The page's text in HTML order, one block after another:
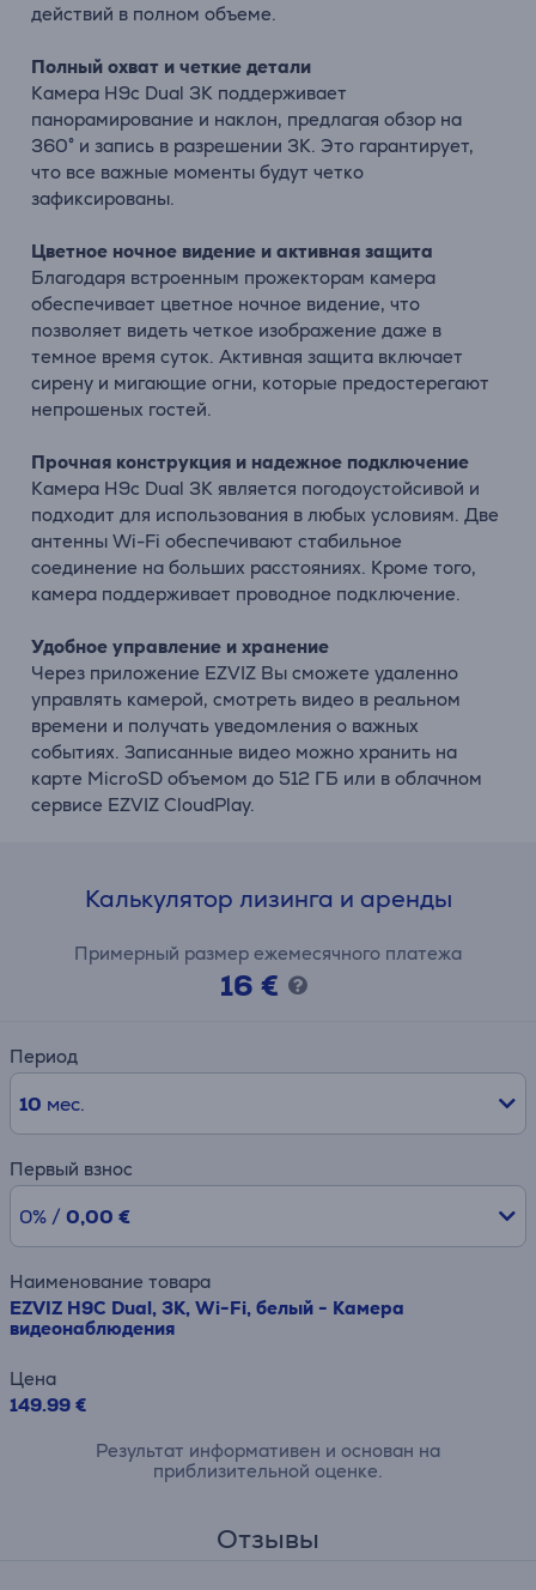
действий в полном объеме.
Полный охват и четкие детали
Камера H9c Dual 3K поддерживает
панорамирование и наклон, предлагая обзор на
360° и запись в разрешении 3K. Это гарантирует,
что все важные моменты будут четко
зафиксированы.
Цветное ночное видение и активная защита
Благодаря встроенным прожекторам камера
обеспечивает цветное ночное видение, что
позволяет видеть четкое изображение даже в
темное время суток. Активная защита включает
сирену и мигающие огни, которые предостерегают
непрошеных гостей.
Прочная конструкция и надежное подключение
Камера H9c Dual 3K является погодоустойсивой и
подходит для использования в любых условиям. Две
антенны Wi-Fi обеспечивают стабильное
соединение на больших расстояниях. Кроме того,
камера поддерживает проводное подключение.
Удобное управление и хранение
Через приложение EZVIZ Вы сможете удаленно
управлять камерой, смотреть видео в реальном
времени и получать уведомления о важных
событиях. Записанные видео можно хранить на
карте MicroSD объемом до 512 ГБ или в облачном
сервисе EZVIZ CloudPlay.
Калькулятор лизинга и аренды
Примерный размер ежемесячного платежа
16 €
Период
10 мес.
Первый взнос
0% / 0,00 €
Наименование товара
EZVIZ H9C Dual, 3K, Wi-Fi, белый - Камера
видеонаблюдения
Цена
149.99 €
Результат информативен и основан на
приблизительной оценке.
Отзывы